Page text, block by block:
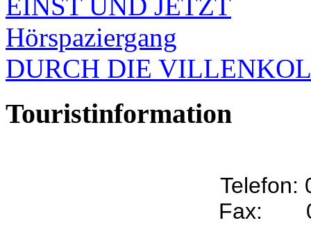
Hörspaziergang
DURCH DIE
Touristinformation
Telefon:
Fax: